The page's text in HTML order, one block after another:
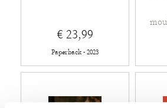
€ 23,99
Paperback - 2023